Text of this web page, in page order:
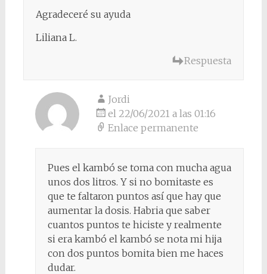
Agradeceré su ayuda
Liliana L.
Respuesta
Jordi
el 22/06/2021 a las 01:16
Enlace permanente
Pues el kambó se toma con mucha agua
unos dos litros. Y si no bomitaste es
que te faltaron puntos así que hay que
aumentar la dosis. Habria que saber
cuantos puntos te hiciste y realmente
si era kambó el kambó se nota mi hija
con dos puntos bomita bien me haces
dudar.